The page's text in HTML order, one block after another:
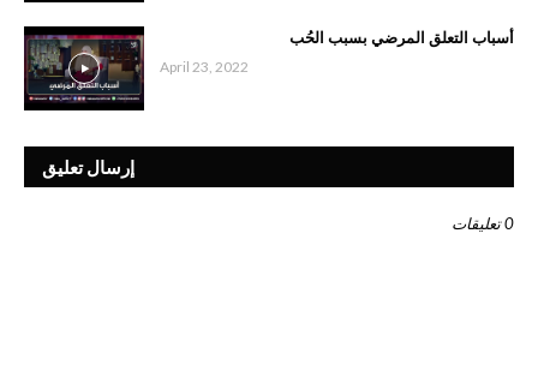
أسباب التعلق المرضي بسبب الحُب
April 23, 2022
إرسال تعليق
0 تعليقات